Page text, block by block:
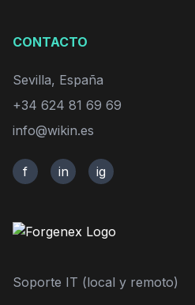
CONTACTO
Sevilla, España
+34 624 81 69 69
info@wikin.es
f in ig
Soporte IT (local y remoto)